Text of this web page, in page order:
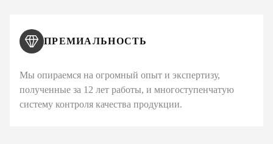
ПРЕМИАЛЬНОСТЬ
Мы опираемся на огромный опыт и экспертизу,
полученные за 12 лет работы, и многоступенчатую
систему контроля качества продукции.